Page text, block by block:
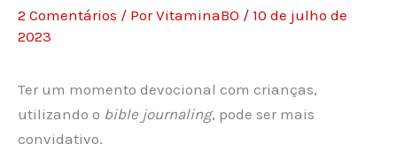
2 Comentários / PorVitaminaBO / 10 de julho de
2023
Ter um momento devocional com crianças,
utilizando o bible journaling, pode ser mais
convidativo.